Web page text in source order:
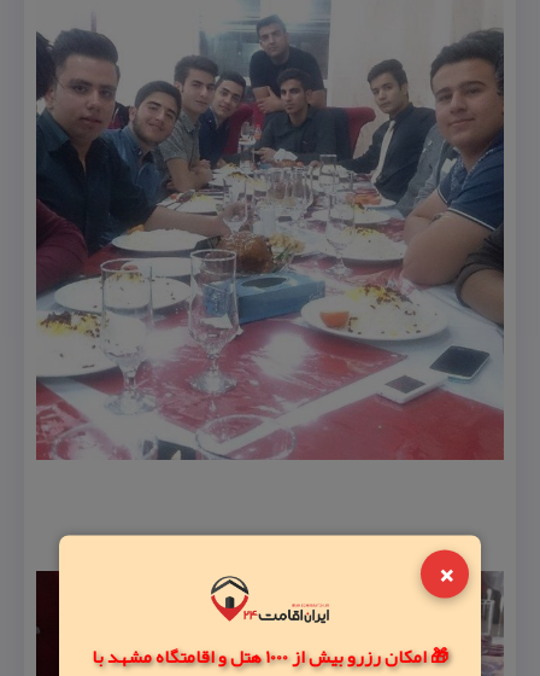
×
🎁 امکان رزرو بیش از 1000 هتل و اقامتگاه مشهد با